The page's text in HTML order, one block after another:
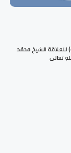
للعلامّة الشيخ محمّد
تعالى